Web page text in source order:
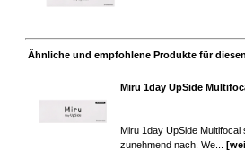
Ähnliche und empfohlene Produkte für
Miru 1day UpSide
Miru 1day UpSide
zunehmend nach. We...